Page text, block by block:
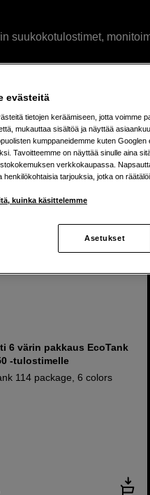
suukokotulostimet,
6 värin pakkaus EcoTank
-tulostimelle
114 package, 6 colors
evästeitä
tietojen keräämiseen, jotta voimme
mukauttaa sisältöä ja näyttää
kumppaneidemme kuten
Tavoitteemme on näyttää sinulle aina
verkkokaupassa.
henkilökohtaisia tarjouksia, jotka on
kuinka käsittelemme
Asetukset